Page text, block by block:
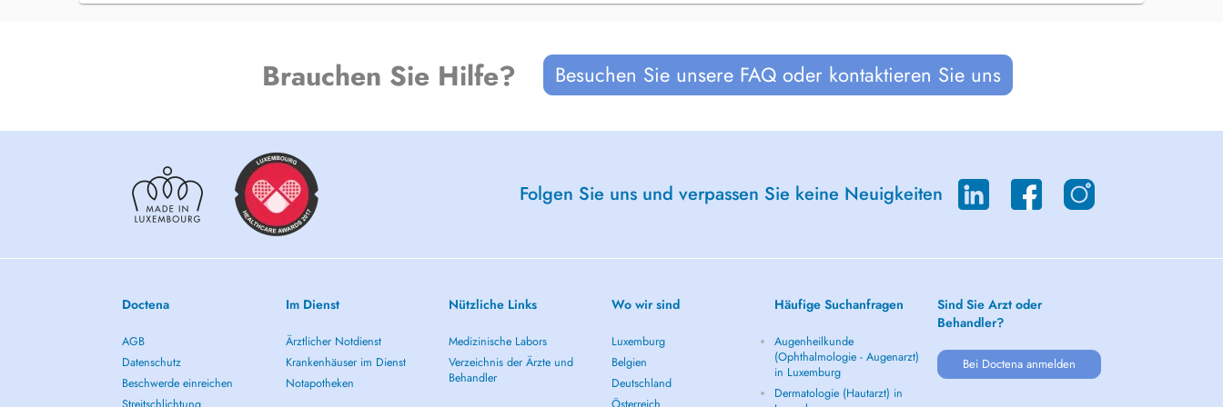
Brauchen Sie Hilfe? Besuchen Sie unsere FAQ oder kontaktieren Sie uns
Folgen Sie uns und verpassen Sie keine Neuigkeiten
Doctena
AGB
Datenschutz
Beschwerde einreichen
Im Dienst
Ärztlicher Notdienst
Krankenhäuser im Dienst
Notapotheken
Nützliche Links
Medizinische Labors
Verzeichnis der Ärzte und
Behandler
Wo wir sind
Luxemburg
Belgien
Deutschland
Häufige Suchanfragen
Augenheilkunde
(Ophthalmologie - Augenarzt)
in Luxemburg
Dermatologie (Hautarzt) in
Sind Sie Arzt oder
Behandler?
Bei Doctena anmelden